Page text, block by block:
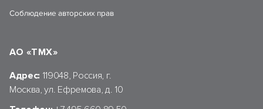
Соблюдение авторских прав
АО «ТМХ»
Адрес: 119048, Россия, г.
Москва, ул. Ефремова, д. 10